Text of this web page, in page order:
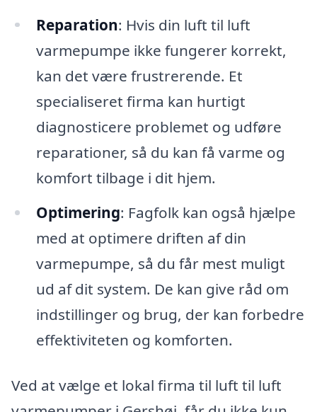
Reparation: Hvis din luft til luft
varmepumpe ikke fungerer korrekt,
kan det være frustrerende. Et
specialiseret firma kan hurtigt
diagnosticere problemet og udføre
reparationer, så du kan få varme og
komfort tilbage i dit hjem.
Optimering: Fagfolk kan også hjælpe
med at optimere driften af din
varmepumpe, så du får mest muligt
ud af dit system. De kan give råd om
indstillinger og brug, der kan forbedre
effektiviteten og komforten.
Ved at vælge et lokal firma til luft til luft